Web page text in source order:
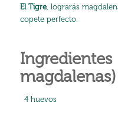
El Tigre, lograrás
copete perfecto.
Ingredientes
magdalenas)
4 huevos